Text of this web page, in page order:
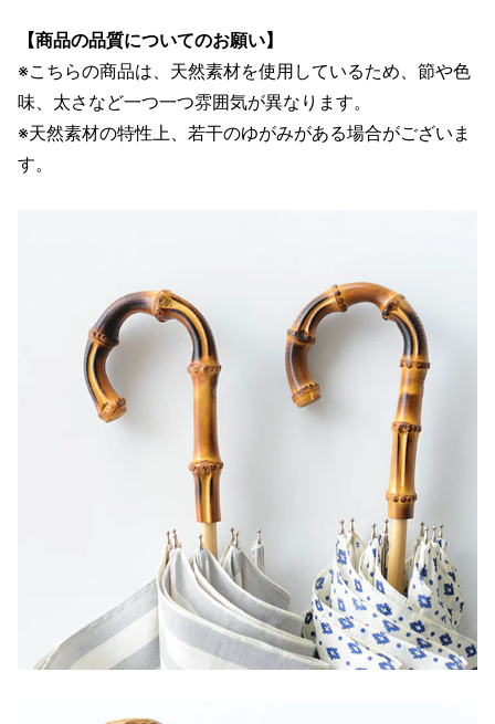
【商品の品質についてのお願い】
※こちらの商品は、天然素材を使用しているため、節や色
味、太さなど一つ一つ雰囲気が異なります。
※天然素材の特性上、若干のゆがみがある場合がございま
す。